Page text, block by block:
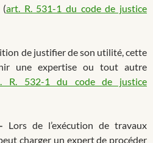
(art. R. 531-1 du code de justice
de justifier de son utilité, cette
une expertise ou tout autre
R. 532-1 du code de justice
Lors de l’exécution de travaux
charger un expert de procéder